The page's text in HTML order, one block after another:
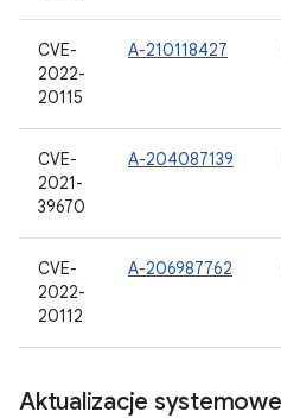
CVE-
2022-
20115
A-210118427
CVE-
2021-
39670
A-204087139
CVE-
2022-
20112
A-206987762
Aktualizacje